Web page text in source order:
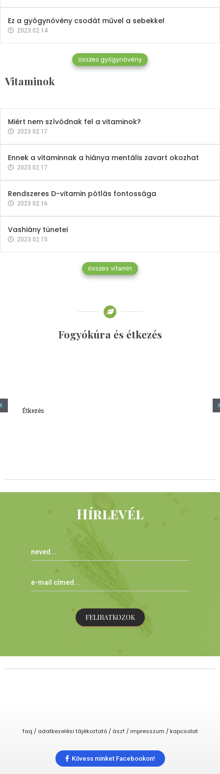
Ez a gyógynövény csodát művel a sebekkel
2023.02.14.
összes gyógynövény
Vitaminok
Vitaminok
Mindent a B-12 vitaminról
2023.02.27.
Miért nem szívódnak fel a vitaminok?
2023.02.17.
Ennek a vitaminnak a hiánya mentális zavart okozhat
2023.02.17.
Rendszeres D-vitamin pótlás fontossága
2023.02.16.
Vashiány tünetei
2023.02.15.
összes vitamin
Fogyókúra és étkezés
Étkezés
Hírlevél
FELIRATKOZOK
faq / adatkezelési tájékoztató / ászf / impresszum / kapcsolat
Kövess minket Facebookon!